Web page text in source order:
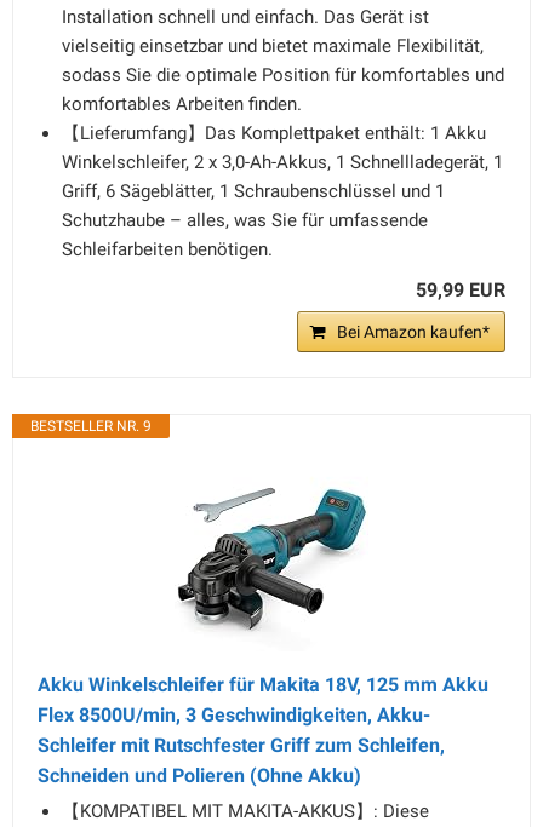
Installation schnell und einfach. Das Gerät ist
vielseitig einsetzbar und bietet maximale Flexibilität,
sodass Sie die optimale Position für komfortables und
komfortables Arbeiten finden.
【Lieferumfang】Das Komplettpaket enthält: 1 Akku
Winkelschleifer, 2 x 3,0-Ah-Akkus, 1 Schnellladegerät, 1
Griff, 6 Sägeblätter, 1 Schraubenschlüssel und 1
Schutzhaube – alles, was Sie für umfassende
Schleifarbeiten benötigen.
59,99 EUR
Bei Amazon kaufen*
BESTSELLER NR. 9
Akku Winkelschleifer für Makita 18V, 125 mm Akku
Flex 8500U/min, 3 Geschwindigkeiten, Akku-
Schleifer mit Rutschfester Griff zum Schleifen,
Schneiden und Polieren (Ohne Akku)
【KOMPATIBEL MIT MAKITA-AKKUS】: Diese